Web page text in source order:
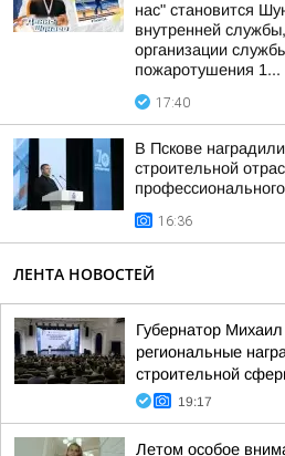
нас" становится
внутренней
организации
пожаротушения 1...
17:40
В Пскове
строительной
16:36
ЛЕНТА НОВОСТЕЙ
Губернатор
региональные
строительной
19:17
Летом особое